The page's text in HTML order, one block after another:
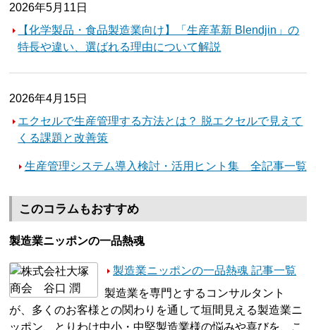
2026年5月11日
【化学製品・食品製造業向け】「生産革新 Blendjin」の
特長や違い、選ばれる理由について解説
2026年4月15日
エクセルで生産管理する方法とは？ 脱エクセルで見えて
くる課題と改善策
生産管理システム導入検討・活用ヒント集 全記事一覧
このコラムもおすすめ
製造業ニッポンの一品熱魂
製造業ニッポンの一品熱魂 記事一覧
製造業を専門とするコンサルタント
が、多くのお客様との関わりを通して垣間見える製造業ニ
ッポン、とりわけ中小・中堅製造業様の悩みや喜びを、こ